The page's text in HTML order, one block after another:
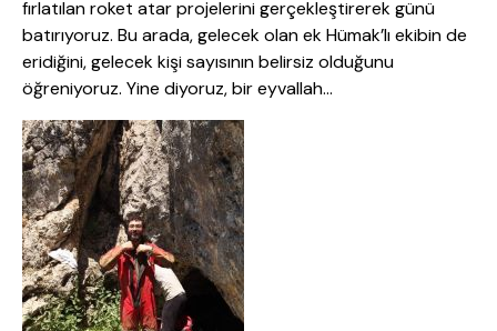
fırlatılan roket atar projelerini gerçekleştirerek günü
batırıyoruz. Bu arada, gelecek olan ek Hümak’lı ekibin de
eridiğini, gelecek kişi sayısının belirsiz olduğunu
öğreniyoruz. Yine diyoruz, bir eyvallah…